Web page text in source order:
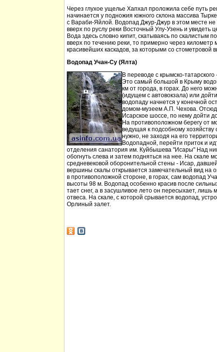
Через глухое ущелье Хапхал проложила себе путь
начинается у подножия южного склона массива
с Вараби-Яйлой. Водопад Джур-Джур в этом месте
вверх по руслу реки Восточный Улу-Узень и увидеть
Вода здесь словно кипит, скатываясь по скалистым
вверх по течению реки, то примерно через километр
красивейших каскадов, за которыми со стометровой
Водопад Учан-Су (Ялта)
В переводе с крымско-
Это самый большой в Крыму
км от города, в горах. До него
(идущем с автовокзала) или
водопаду начнется у конечной
домом-музеем А.П. Чехова.
Исарское шоссе, по нему дойти
На противоположном берегу от
ведущая к подсобному
нужно, не заходя на его
Водопадной, перейти приток и
отделения санатория им. Куйбышева "Исары" Над
обогнуть слева и затем подняться на нее. На скале
средневековой оборонительной стены - Исар,
вершины скалы открывается замечательный вид на
в противоположной стороне, в горах, сам водопад
высоты 98 м. Водопад особенно красив после
тает снег, а в засушливое лето он пересыхает, лишь
отвеса. На скале, с которой срывается водопад,
Орлиный залет.